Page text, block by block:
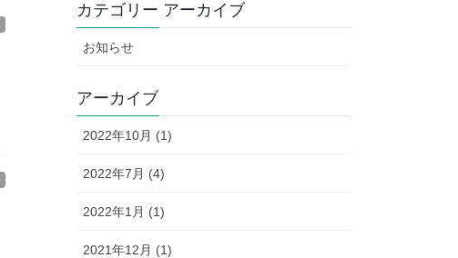
カテゴリー アーカイブ
お知らせ
アーカイブ
2022年10月 (1)
2022年7月 (4)
2022年1月 (1)
2021年12月 (1)